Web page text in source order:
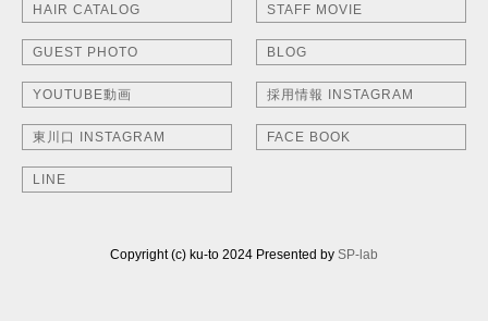
HAIR CATALOG STAFF MOVIE
GUEST PHOTO BLOG
YOUTUBE動画 採用情報 INSTAGRAM
東川口 INSTAGRAM FACE BOOK
LINE
Copyright (c) ku-to 2024 Presented by SP-lab